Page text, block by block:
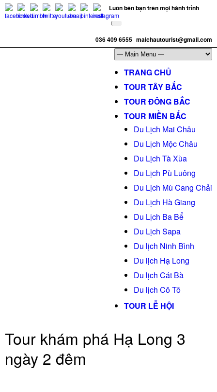
Luôn bên bạn trên mọi hành trình
036 409 6555 maichautourist@gmail.com
TRANG CHỦ
TOUR TÂY BẮC
TOUR ĐÔNG BẮC
TOUR MIỀN BẮC
Du Lịch Mai Châu
Du Lịch Mộc Châu
Du Lịch Tà Xùa
Du Lịch Pù Luông
Du Lịch Mù Cang Chải
Du Lịch Hà Giang
Du Lịch Ba Bể
Du Lịch Sapa
Du lịch Ninh Bình
Du lịch Hạ Long
Du lịch Cát Bà
Du lịch Cô Tô
TOUR LỄ HỘI
Tour khám phá Hạ Long 3
ngày 2 đêm